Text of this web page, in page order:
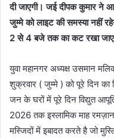
दी जाएगी। जई दीपक कुमार ने
जुम्मे को लाइट की समस्या नहीं
2 से 4 बजे तक का कट रखा
युवा महानगर अध्यक्ष उसमान
शुक्रवार ( जुम्मे ) को पूरे दिन
जन के घरों में पूरे दिन विद्युत
2026 तक इस्लामिक माह
मस्जिदों में इबादत करते है जो